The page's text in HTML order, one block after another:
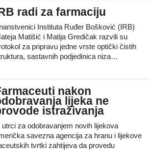
radi za farmaciju
Instituta Ruđer Bošković (IRB)
Matišić i Matija Gredičak razvili su
za pripravu jedne vrste optički čistih
sastavnih podjedinica niza…
nakon
lijeka ne
istraživanja
utrci za odobravanjem novih lijekova
savezna agencija za hranu i lijekove
tvrtki zahtijeva da provedu